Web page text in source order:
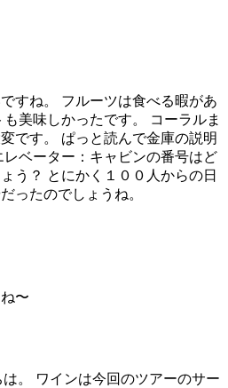
すね。 フルーツは食べる暇があ
美味しかったです。 コーラルま
です。 ぱっと読んで金庫の説明
ベーター：キャビンの番号はど
う？ とにかく１００人からの日
ったのでしょうね。
〜
。 ワインは今回のツアーのサー